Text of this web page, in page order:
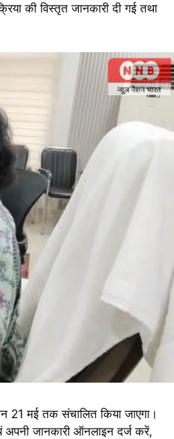
की विस्तृत जानकारी दी गई तथा
21 मई तक संचालित किया जाएगा।
अपनी जानकारी ऑनलाइन दर्ज करें,